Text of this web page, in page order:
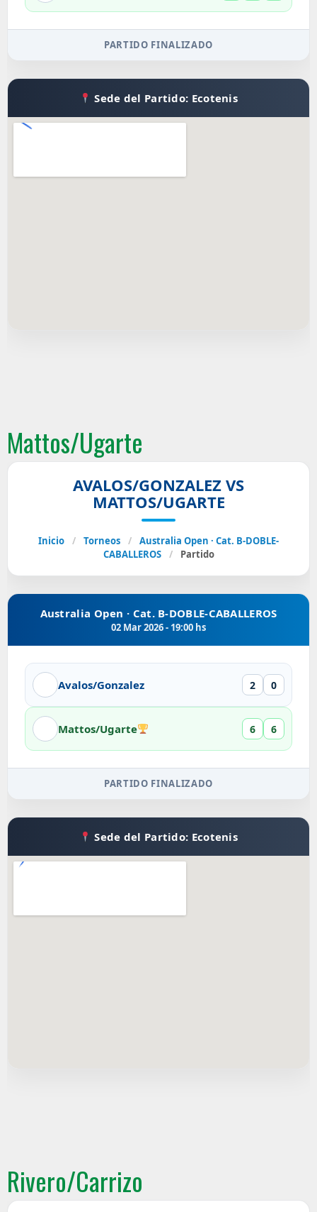
PARTIDO FINALIZADO
Sede del Partido: Ecotenis
Mattos/Ugarte
AVALOS/GONZALEZ VS
MATTOS/UGARTE
Inicio / Torneos /
Australia Open · Cat. B-DOBLE-
CABALLEROS
/ Partido
Australia Open · Cat. B-DOBLE-CABALLEROS
02 Mar 2026 - 19:00 hs
Avalos/Gonzalez 2 0
Mattos/Ugarte 6 6
PARTIDO FINALIZADO
Sede del Partido: Ecotenis
Rivero/Carrizo